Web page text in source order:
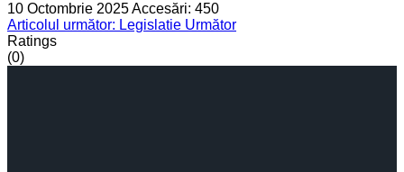
10 Octombrie 2025Accesări: 450
Articolul următor: Legislatie Următor
Ratings
(0)